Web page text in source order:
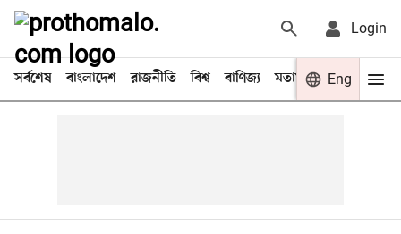
Login
সর্বশেষ বাংলাদেশ রাজনীতি বিশ্ব বাণিজ্য মতামত খেলা
Eng